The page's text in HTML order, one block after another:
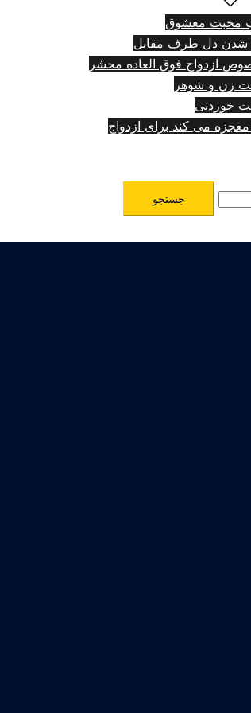
محبت معشوق
شدن دل طرف مقابل
ازدواج فوق العاده محشر
زن و شوهر
خوردنی
می کند برای ازدواج